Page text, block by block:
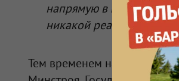
напрямую в подвал.
никакой реакции не дает.
Тем временем началось